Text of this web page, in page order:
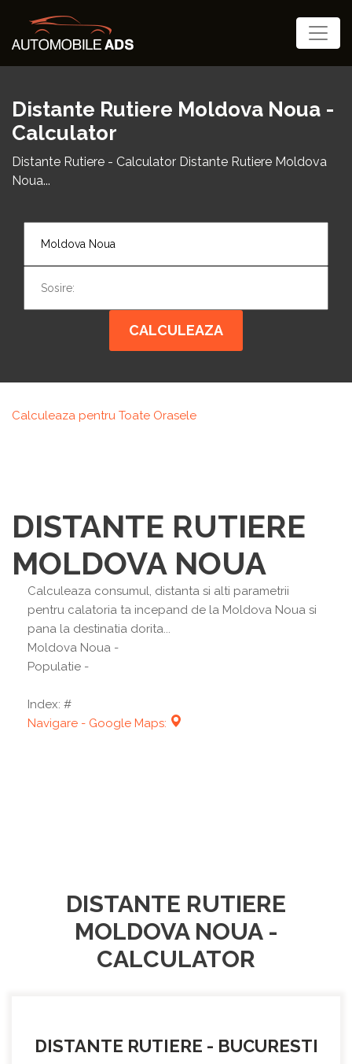
Distante Rutiere Moldova Noua -
Calculator
Distante Rutiere - Calculator Distante Rutiere Moldova
Noua...
CALCULEAZA
Calculeaza pentru Toate Orasele
DISTANTE RUTIERE
MOLDOVA NOUA
Calculeaza consumul, distanta si alti parametrii
pentru calatoria ta incepand de la Moldova Noua si
pana la destinatia dorita...
Moldova Noua -
Populatie -
Index: #
Navigare - Google Maps:
DISTANTE RUTIERE
MOLDOVA NOUA -
CALCULATOR
DISTANTE RUTIERE - BUCURESTI